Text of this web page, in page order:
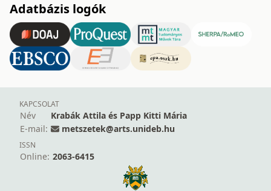
Adatbázis logók
KAPCSOLAT
Név
Krabák Attila és Papp Kitti Mária
E-mail:
metszetek@arts.unideb.hu
ISSN
Online: 2063-6415